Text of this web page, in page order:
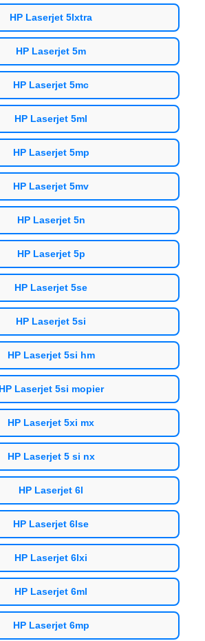
HP Laserjet 5lxtra
HP Laserjet 5m
HP Laserjet 5mc
HP Laserjet 5ml
HP Laserjet 5mp
HP Laserjet 5mv
HP Laserjet 5n
HP Laserjet 5p
HP Laserjet 5se
HP Laserjet 5si
HP Laserjet 5si hm
HP Laserjet 5si mopier
HP Laserjet 5xi mx
HP Laserjet 5 si nx
HP Laserjet 6l
HP Laserjet 6lse
HP Laserjet 6lxi
HP Laserjet 6ml
HP Laserjet 6mp